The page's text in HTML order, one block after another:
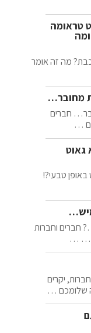
טראומה
ומה
מה זה אומר
מחובר…
חברים
…
גאוט
באופן טבעי?!
חברים וחברות
…
יקרים
שלומכם …